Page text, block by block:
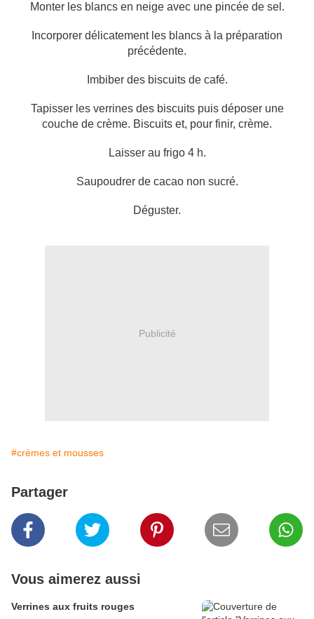
Monter les blancs en neige avec une pincée de sel.
Incorporer délicatement les blancs à la préparation
précédente.
Imbiber des biscuits de café.
Tapisser les verrines des biscuits puis déposer une
couche de crème. Biscuits et, pour finir, crème.
Laisser au frigo 4 h.
Saupoudrer de cacao non sucré.
Déguster.
Publicité
#crèmes et mousses
Partager
Vous aimerez aussi
Verrines aux fruits rouges